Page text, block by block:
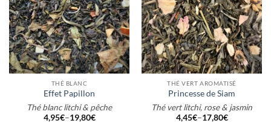
THÉ BLANC
Effet Papillon
Thé blanc litchi & pêche
4,95€–19,80€
THÉ VERT AROMATISÉ
Princesse de Siam
Thé vert litchi, rose & jasmin
4,45€–17,80€